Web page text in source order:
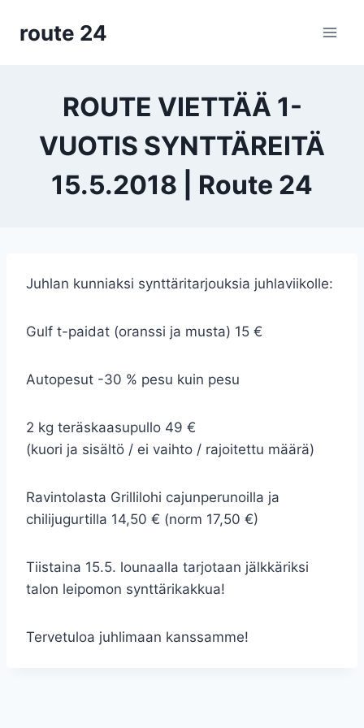
sisältöön
route 24
ROUTE VIETTÄÄ 1-
VUOTIS SYNTTÄREITÄ
15.5.2018 | Route 24
Juhlan kunniaksi synttäritarjouksia juhlaviikolle:
Gulf t-paidat (oranssi ja musta) 15 €
Autopesut -30 % pesu kuin pesu
2 kg teräskaasupullo 49 €
(kuori ja sisältö / ei vaihto / rajoitettu määrä)
Ravintolasta Grillilohi cajunperunoilla ja
chilijugurtilla 14,50 € (norm 17,50 €)
Tiistaina 15.5. lounaalla tarjotaan jälkkäriksi
talon leipomon synttärikakkua!
Tervetuloa juhlimaan kanssamme!